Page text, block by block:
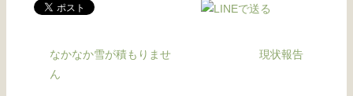
なかなか雪が積もりませ
ん
現状報告